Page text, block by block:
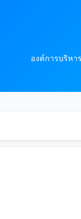
องค์การบริหา